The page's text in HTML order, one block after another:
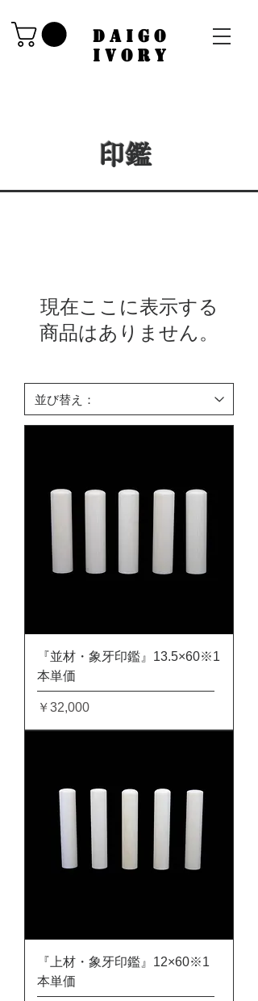
​DAIGO
IVORY
​印鑑
現在ここに表示する
商品はありません。
『並材・象牙印鑑』13.5×60※1
本単価
価格
￥32,000
『上材・象牙印鑑』12×60※1
本単価